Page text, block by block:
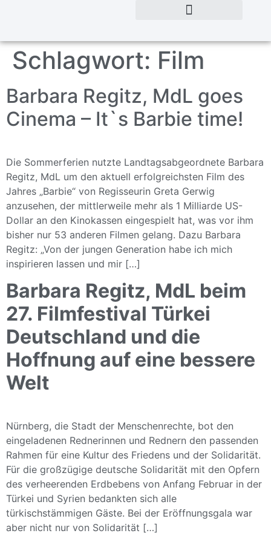
Schlagwort: Film
Barbara Regitz, MdL goes
Cinema – It`s Barbie time!
Die Sommerferien nutzte Landtagsabgeordnete Barbara
Regitz, MdL um den aktuell erfolgreichsten Film des
Jahres „Barbie“ von Regisseurin Greta Gerwig
anzusehen, der mittlerweile mehr als 1 Milliarde US-
Dollar an den Kinokassen eingespielt hat, was vor ihm
bisher nur 53 anderen Filmen gelang. Dazu Barbara
Regitz: „Von der jungen Generation habe ich mich
inspirieren lassen und mir […]
Barbara Regitz, MdL beim
27. Filmfestival Türkei
Deutschland und die
Hoffnung auf eine bessere
Welt
Nürnberg, die Stadt der Menschenrechte, bot den
eingeladenen Rednerinnen und Rednern den passenden
Rahmen für eine Kultur des Friedens und der Solidarität.
Für die großzügige deutsche Solidarität mit den Opfern
des verheerenden Erdbebens von Anfang Februar in der
Türkei und Syrien bedankten sich alle
türkischstämmigen Gäste. Bei der Eröffnungsgala war
aber nicht nur von Solidarität […]